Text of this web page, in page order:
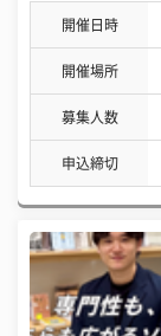
開催日時
開催場所
募集人数
申込締切